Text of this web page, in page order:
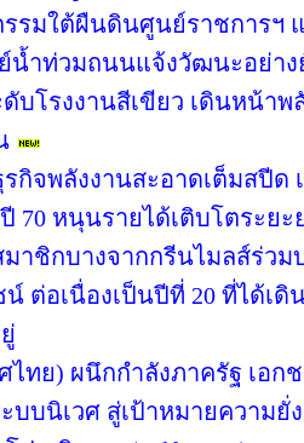
รรมใต้ผืนดินศูนย์ราชการฯ
น้ำท่วมถนนแจ้งวัฒนะอย่าง
ดับโรงงานสีเขียว เดินหน้า
รกิจพลังงานสะอาดเต็มสปีด
70 หนุนรายได้เติบโตระยะ
าชิกบางจากกรีนไมลส์ร่วม
ต่อเนื่องเป็นปีที่ 20 ที่ได้เดิ
ไทย) ผนึกกำลังภาครัฐ เอ
บบนิเวศ สู่เป้าหมายความยั่